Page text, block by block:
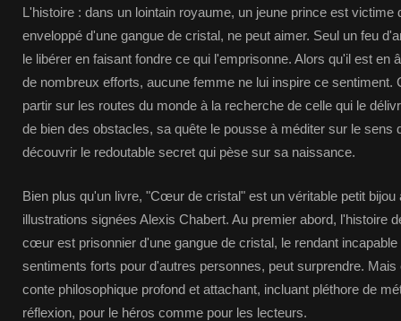
L'histoire : dans un lointain royaume, un jeune prince est
enveloppé d'une gangue de cristal, ne peut aimer. Seul un feu
le libérer en faisant fondre ce qui l'emprisonne. Alors qu'il est en
de nombreux efforts, aucune femme ne lui inspire ce sentiment.
partir sur les routes du monde à la recherche de celle qui le
de bien des obstacles, sa quête le pousse à méditer sur le sens
découvrir le redoutable secret qui pèse sur sa naissance.
Bien plus qu'un livre, "Cœur de cristal" est un véritable petit bijou
illustrations signées Alexis Chabert. Au premier abord, l'histoire
cœur est prisonnier d'une gangue de cristal, le rendant
sentiments forts pour d'autres personnes, peut surprendre. Mais
conte philosophique profond et attachant, incluant pléthore de
réflexion, pour le héros comme pour les lecteurs.